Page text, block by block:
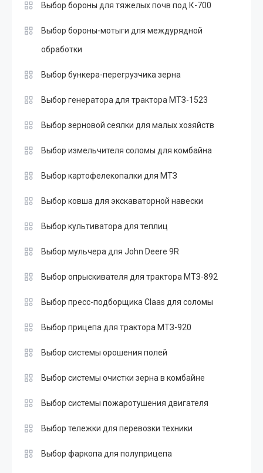
Выбор бороны для тяжелых почв под К-700
Выбор бороны-мотыги для междурядной
обработки
Выбор бункера-перегрузчика зерна
Выбор генератора для трактора МТЗ-1523
Выбор зерновой сеялки для малых хозяйств
Выбор измельчителя соломы для комбайна
Выбор картофелекопалки для МТЗ
Выбор ковша для экскаваторной навески
Выбор культиватора для теплиц
Выбор мульчера для John Deere 9R
Выбор опрыскивателя для трактора МТЗ-892
Выбор пресс-подборщика Claas для соломы
Выбор прицепа для трактора МТЗ-920
Выбор системы орошения полей
Выбор системы очистки зерна в комбайне
Выбор системы пожаротушения двигателя
Выбор тележки для перевозки техники
Выбор фаркопа для полуприцепа